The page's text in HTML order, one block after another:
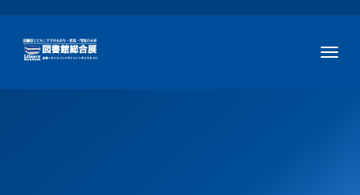
ー
用
メ